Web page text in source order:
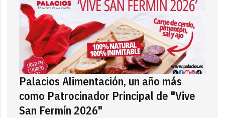
Palacios Alimentación, un año más
como Patrocinador Principal de "Vive
San Fermín 2026"